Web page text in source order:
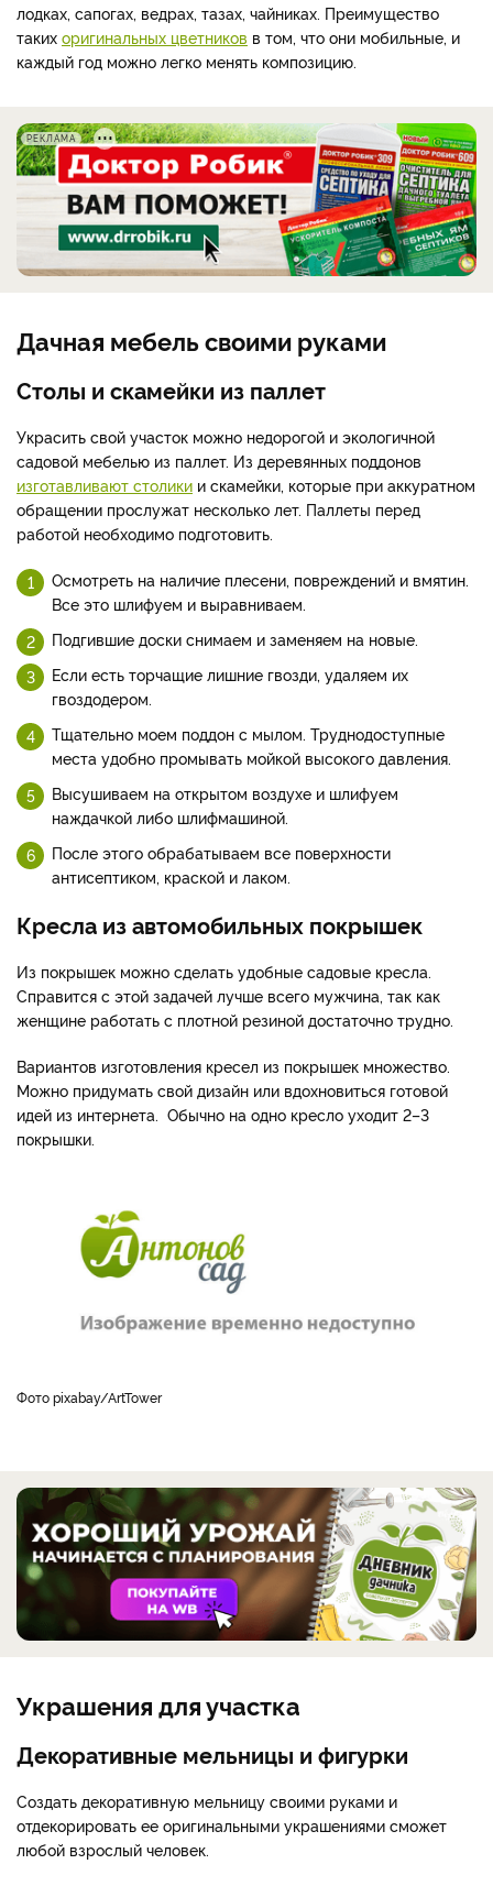
лодках, сапогах, ведрах, тазах, чайниках. Преимущество
таких оригинальных цветников в том, что они мобильные, и
каждый год можно легко менять композицию.
РЕКЛАМА
Дачная мебель своими руками
Столы и скамейки из паллет
Украсить свой участок можно недорогой и экологичной
садовой мебелью из паллет. Из деревянных поддонов
изготавливают столики и скамейки, которые при аккуратном
обращении прослужат несколько лет. Паллеты перед
работой необходимо подготовить.
Осмотреть на наличие плесени, повреждений и вмятин.
Все это шлифуем и выравниваем.
Подгившие доски снимаем и заменяем на новые.
Если есть торчащие лишние гвозди, удаляем их
гвоздодером.
Тщательно моем поддон с мылом. Труднодоступные
места удобно промывать мойкой высокого давления.
Высушиваем на открытом воздухе и шлифуем
наждачкой либо шлифмашиной.
После этого обрабатываем все поверхности
антисептиком, краской и лаком.
Кресла из автомобильных покрышек
Из покрышек можно сделать удобные садовые кресла.
Справится с этой задачей лучше всего мужчина, так как
женщине работать с плотной резиной достаточно трудно.
Вариантов изготовления кресел из покрышек множество.
Можно придумать свой дизайн или вдохновиться готовой
идей из интернета. Обычно на одно кресло уходит 2–3
покрышки.
фото pixabay/ArtTower
Украшения для участка
Декоративные мельницы и фигурки
Создать декоративную мельницу своими руками и
отдекорировать ее оригинальными украшениями сможет
любой взрослый человек.